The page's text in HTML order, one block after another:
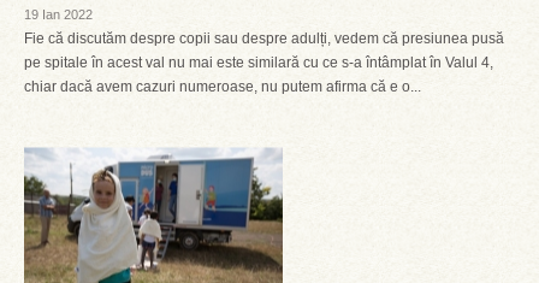
19 Ian 2022
Fie că discutăm despre copii sau despre adulți, vedem că presiunea pusă
pe spitale în acest val nu mai este similară cu ce s-a întâmplat în Valul 4,
chiar dacă avem cazuri numeroase, nu putem afirma că e o...